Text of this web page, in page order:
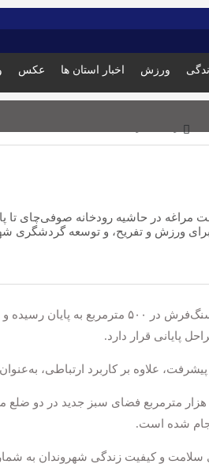
ورزش اخبار استان ها عکس
ورزش و تفریح، و توسعه گردشگری
در کنار اجرای فضاهای تفریحی، توسعه فضای سبز نیز در دستور کار قرار
شده است.
سلامت و کیفیت زندگی شهروندان به